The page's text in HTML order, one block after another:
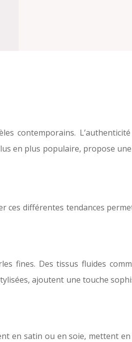
contemporains.
en plus populaire, propose
ces différentes tendances
fines. Des tissus fluides
ajoutent une touche
en satin ou en soie, mettent